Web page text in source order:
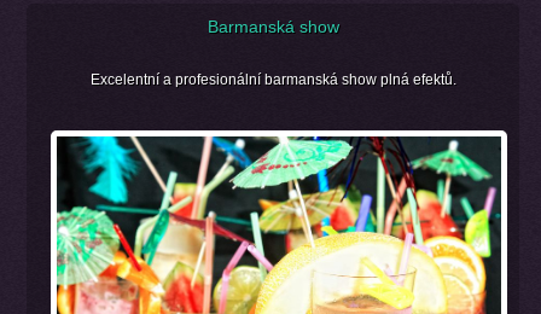
Barmanská show
Excelentní a profesionální barmanská show plná efektů.